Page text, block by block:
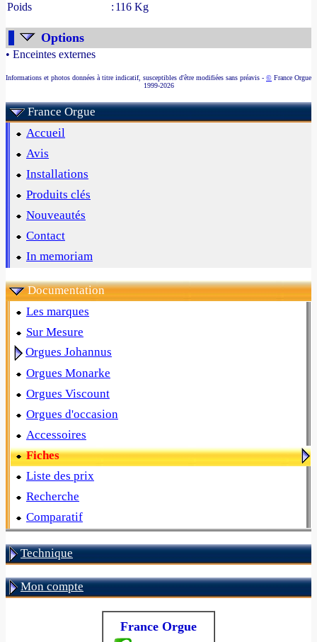
Poids
: 116 Kg
Options
• Enceintes externes
Informations et photos données à titre indicatif, susceptibles d'être modifiées sans préavis - © France Orgue
1999-2026
France Orgue
Accueil
Avis
Installations
Produits clés
Nouveautés
Contact
In memoriam
Documentation
Les marques
Sur Mesure
Orgues Johannus
Orgues Monarke
Orgues Viscount
Orgues d'occasion
Accessoires
Fiches
Liste des prix
Recherche
Comparatif
Technique
Mon compte
France Orgue